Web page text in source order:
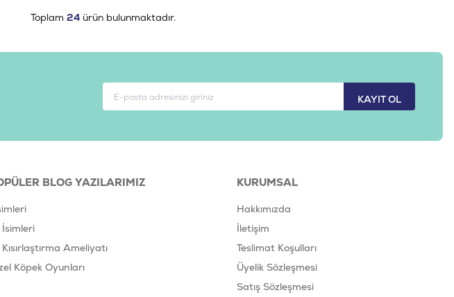
Toplam24 ürün bulunmaktadır.
KAYIT OL
BLOG YAZILARIMIZ
İsimleri
Ameliyatı
Köpek Oyunları
KURUMSAL
Hakkımızda
İletişim
Teslimat Koşulları
Üyelik Sözleşmesi
Satış Sözleşmesi